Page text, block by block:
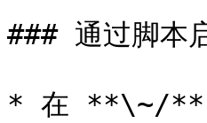
### 通过脚本
* 在 **\~/**